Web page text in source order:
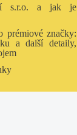
s.r.o. a jak je
prémiové značky:
a další detaily,